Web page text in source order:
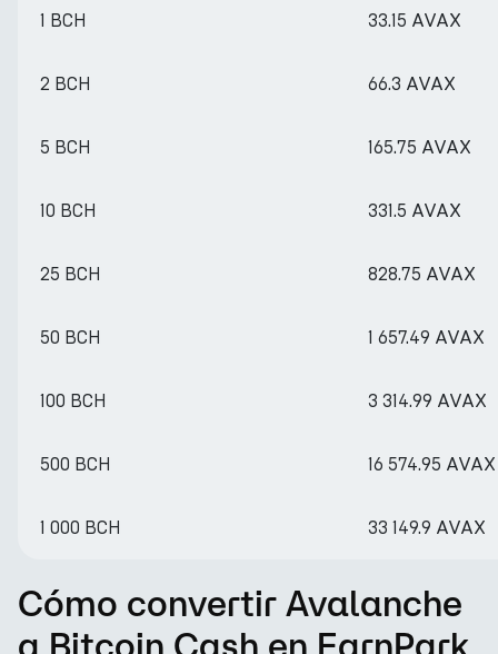
1 BCH 33.15 AVAX
2 BCH 66.3 AVAX
5 BCH 165.75 AVAX
10 BCH 331.5 AVAX
25 BCH 828.75 AVAX
50 BCH 1 657.49 AVAX
100 BCH 3 314.99 AVAX
500 BCH 16 574.95 AVAX
1 000 BCH 33 149.9 AVAX
Cómo convertir Avalanche
a Bitcoin Cash en EarnPark